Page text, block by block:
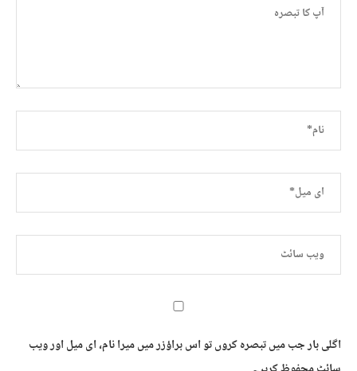
اگلی بار جب میں تبصرہ کروں تو اس براؤزر میں میرا نام، ای میل اور ویب